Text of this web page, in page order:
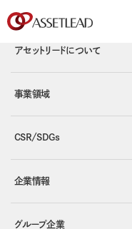
アセットリードについて
事業領域
CSR/SDGs
企業情報
グループ企業